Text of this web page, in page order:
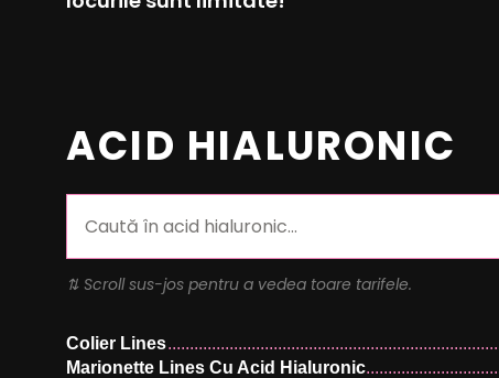
ACID HIALURONIC
⇅ Scroll sus-jos pentru a vedea toare tarifele.
Colier Lines
Marionette Lines Cu Acid Hialuronic